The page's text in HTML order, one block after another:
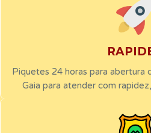
Piquetes 24 horas para abertura
Gaia para atender com